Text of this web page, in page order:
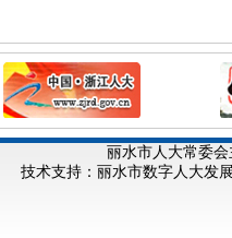
丽水市人大常委会
技术支持：丽水市数字人大发